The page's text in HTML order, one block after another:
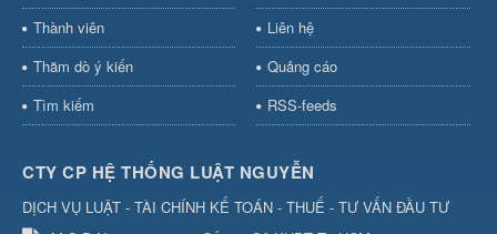
Thành viên
Liên hệ
Thăm dò ý kiến
Quảng cáo
Tìm kiếm
RSS-feeds
CTY CP HỆ THỐNG LUẬT NGUYỄN
DỊCH VỤ LUẬT - TÀI CHÍNH KẾ TOÁN - THUẾ - TƯ VẤN ĐẦU TƯ